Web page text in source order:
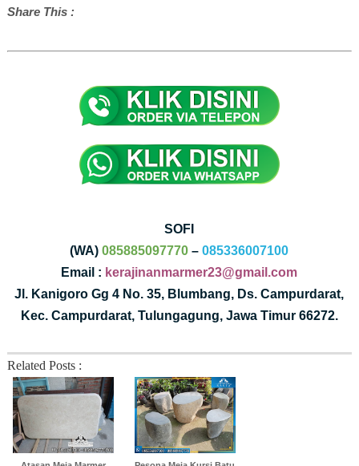
Share This :
SOFI
(WA)085885097770 –085336007100
Email : kerajinanmarmer23@gmail.com
Jl. Kanigoro Gg 4 No. 35, Blumbang, Ds. Campurdarat,
Kec. Campurdarat, Tulungagung, Jawa Timur 66272.
Related Posts :